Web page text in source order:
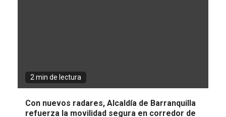
2 min de lectura
Con nuevos radares, Alcaldía de Barranquilla
refuerza la movilidad segura en corredor de